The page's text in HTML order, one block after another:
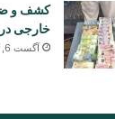
کشف و
خارجی در
آگست 6, 2026